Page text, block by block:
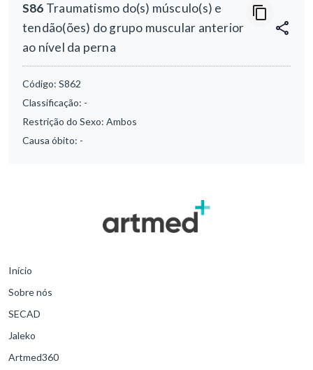
S86 Traumatismo do(s) músculo(s) e
tendão(ões) do grupo muscular anterior
ao nível da perna
Código: S862
Classificação: -
Restrição do Sexo: Ambos
Causa óbito: -
Início
Sobre nós
SECAD
Jaleko
Artmed360